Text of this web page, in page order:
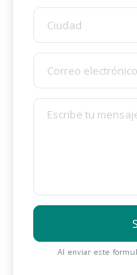
Al enviar este